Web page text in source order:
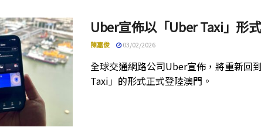
Uber宣佈以「Uber Taxi」形
陳嘉俊 03/02/2026
全球交通網路公司Uber宣佈，將重新回
Taxi」的形式正式登陸澳門。